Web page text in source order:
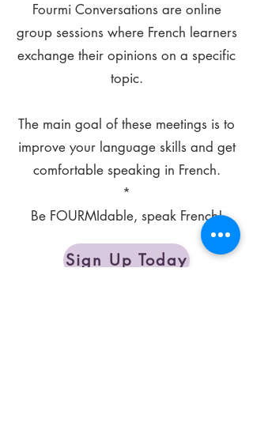
Fourmi Conversations are online
group sessions where French learners
exchange their opinions on a specific
topic.
The main goal of these meetings is to
improve your language skills and get
comfortable speaking in French.
*
Be FOURMIdable, speak French!
Sign Up Today